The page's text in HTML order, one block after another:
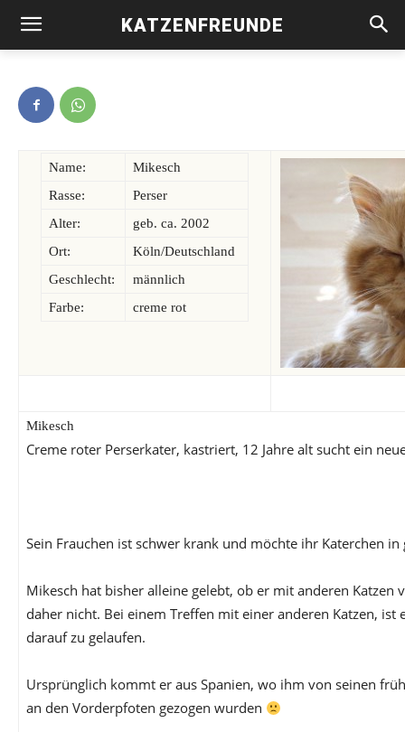
KATZENFREUNDE
neues schönes Zuhause zu genießen. Es tut uns sehr
leid.
Name:
Mikesch
Rasse:
Perser
Alter:
geb. ca. 2002
Ort:
Köln/Deutschland
Geschlecht:
männlich
Farbe:
creme rot
Mikesch
Creme roter Perserkater, kastriert, 12 Jahre alt sucht ein
Sein Frauchen ist schwer krank und möchte ihr Katerchen
Mikesch hat bisher alleine gelebt, ob er mit anderen Katzen
daher nicht. Bei einem Treffen mit einer anderen Katzen, ist
darauf zu gelaufen.
Ursprünglich kommt er aus Spanien, wo ihm von seinen
an den Vorderpfoten gezogen wurden